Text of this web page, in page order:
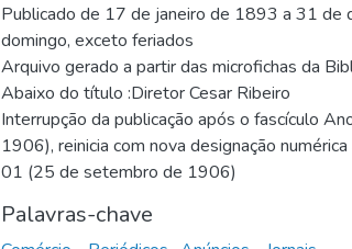
Publicado de 17 de janeiro de 1893 a 31 de
domingo, exceto feriados
Arquivo gerado a partir das microfichas da
Abaixo do título :Diretor Cesar Ribeiro
Interrupção da publicação após o fascículo
1906), reinicia com nova designação
01 (25 de setembro de 1906)
Palavras-chave